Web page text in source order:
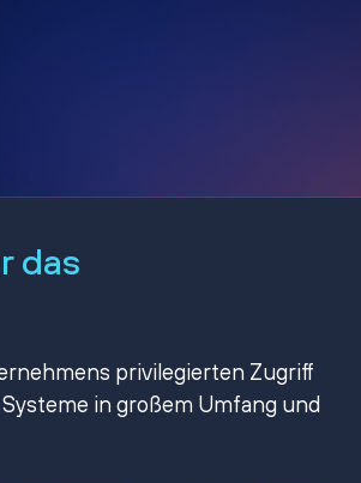
das
privilegierten Zugriff
in großem Umfang und